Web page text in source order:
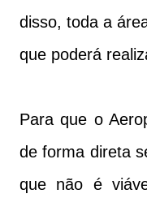
disso, toda a
que poderá
Para que o
de forma direta
que não é